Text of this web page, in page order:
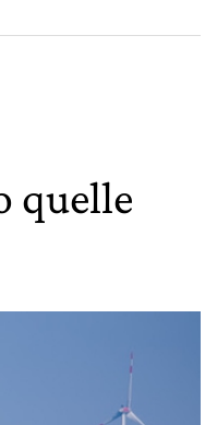
quelle